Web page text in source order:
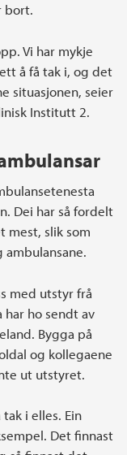
bort.
Vi har mykje
å få tak i, og det
situasjonen, seier
Institutt 2.
Dei har så fordelt
mest, slik som
ambulansane.
med utstyr frå
ho sendt av
Bygga på
og kollegaene
ut utstyret.
i elles. Ein
Det finnast